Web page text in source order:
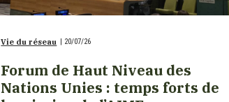
Vie du réseau | 20/07/26
Forum de Haut Niveau des
Nations Unies : temps forts de